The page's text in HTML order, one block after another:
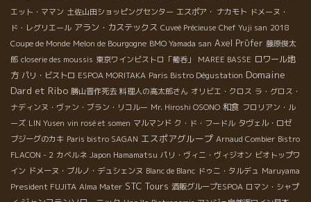
エット・ママン 土佐山田ショッピングセンター エスポア・ ナカモト ドメーヌ・
ド・レグリエール アラン・カステックス Cuveé Précieuse Chef Yuji san 2018
Coupe de Monde Melon de Bourgogne BMO Yamada san Axel Prϋfer 藤原俊太
郎 closerie des moussis 東京ワインビストロ「葡呑」 MAREE BASSE ロワール地
方 パリ・ビストロ ESPOA MORITAKA Paris Bistro Dégustation Domaine
Dard et Ribo 勝山晋作死去 料理人の高太郎さん オリビエ・クロス ラ・グロス・
ナディンヌ・ヴァン・ブラン・リコルー Mr. Hiroshi OSONO 和食 フロリアン・ル
ーズ LIN Yusen vin rosé et somen マルマンド ク・ド・フードル タヴェル・ロゼ
ブジーグのカキ Paris bistro SAGAN エスポアグループ Arnaud Combier Bistro
FLACON - 2 カベルネ Japon Hamamatsu パリ・ヴィニ・ヴィジオン ビオトップワ
イン ドメーヌ・ブルノ・デュシェンヌ Blanc de Blanc ドゥニ・タルデュ Maruyama
President FUJITA Alma Mater STC Tours 酒販グループESPOA ロマン・シャプ